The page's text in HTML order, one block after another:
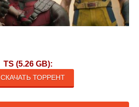
TS (5.26 GB):
СКАЧАТЬ ТОРРЕНТ